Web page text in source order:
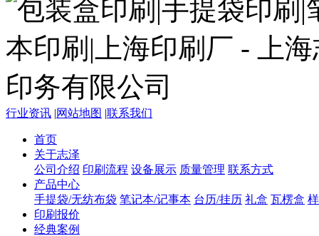
行业资讯 |网站地图 |联系我们
首页
关于志泽
公司介绍 印刷流程 设备展示 质量管理 联系方式
产品中心
手提袋/无纺布袋 笔记本/记事本 台历/挂历 礼盒 瓦楞盒
印刷报价
经典案例